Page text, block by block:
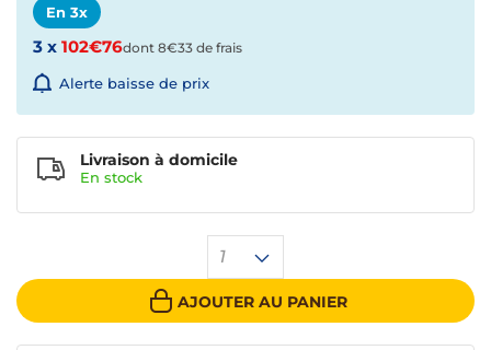
En 3x
3 x 102€76dont 8€33 de frais
Alerte baisse de prix
1
AJOUTER AU PANIER
Livraison à domicile
En stock